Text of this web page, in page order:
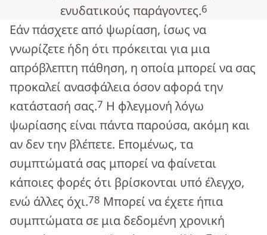
ενυδατικούς παράγοντες.6
Εάν πάσχετε από ψωρίαση, ίσως να
γνωρίζετε ήδη ότι πρόκειται για μια
απρόβλεπτη πάθηση, η οποία μπορεί να σας
προκαλεί ανασφάλεια όσον αφορά την
κατάστασή σας.7 Η φλεγμονή λόγω
ψωρίασης είναι πάντα παρούσα, ακόμη και
αν δεν την βλέπετε. Επομένως, τα
συμπτώματά σας μπορεί να φαίνεται
κάποιες φορές ότι βρίσκονται υπό έλεγχο,
ενώ άλλες όχι.78 Μπορεί να έχετε ήπια
συμπτώματα σε μια δεδομένη χρονική